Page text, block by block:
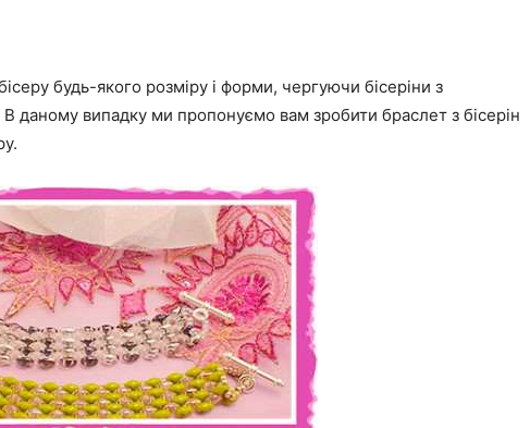
будь-якого розміру і форми, чергуючи бісеріни з
даному випадку ми пропонуємо вам зробити браслет з бісерін